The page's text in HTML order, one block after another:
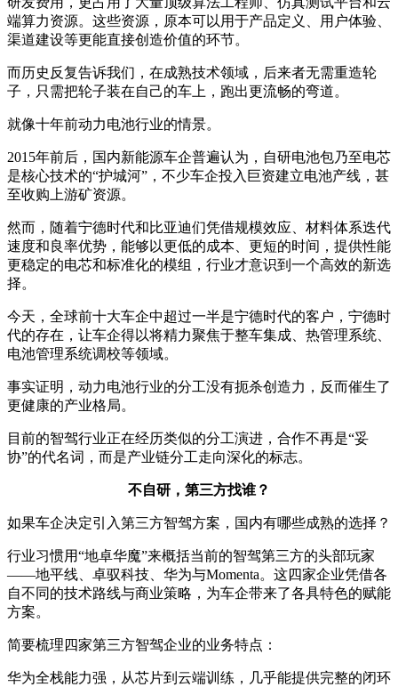
端算力资源。这些资源，原本可以用于产品定义、用户体验、
渠道建设等更能直接创造价值的环节。
而历史反复告诉我们，在成熟技术领域，后来者无需重造轮
子，只需把轮子装在自己的车上，跑出更流畅的弯道。
就像十年前动力电池行业的情景。
2015年前后，国内新能源车企普遍认为，自研电池包乃至电芯
是核心技术的“护城河”，不少车企投入巨资建立电池产线，甚
至收购上游矿资源。
然而，随着宁德时代和比亚迪们凭借规模效应、材料体系迭代
速度和良率优势，能够以更低的成本、更短的时间，提供性能
更稳定的电芯和标准化的模组，行业才意识到一个高效的新选
择。
今天，全球前十大车企中超过一半是宁德时代的客户，宁德时
代的存在，让车企得以将精力聚焦于整车集成、热管理系统、
电池管理系统调校等领域。
事实证明，动力电池行业的分工没有扼杀创造力，反而催生了
更健康的产业格局。
目前的智驾行业正在经历类似的分工演进，合作不再是“妥
协”的代名词，而是产业链分工走向深化的标志。
不自研，第三方找谁？
如果车企决定引入第三方智驾方案，国内有哪些成熟的选择？
行业习惯用“地卓华魔”来概括当前的智驾第三方的头部玩家
——地平线、卓驭科技、华为与Momenta。这四家企业凭借各
自不同的技术路线与商业策略，为车企带来了各具特色的赋能
方案。
简要梳理四家第三方智驾企业的业务特点：
华为全栈能力强，从芯片到云端训练，几乎能提供完整的闭环